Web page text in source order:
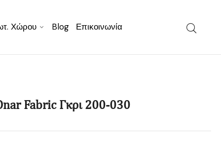
Χώρου Blog Επικοινωνία
Fabric Γκρι 200-030